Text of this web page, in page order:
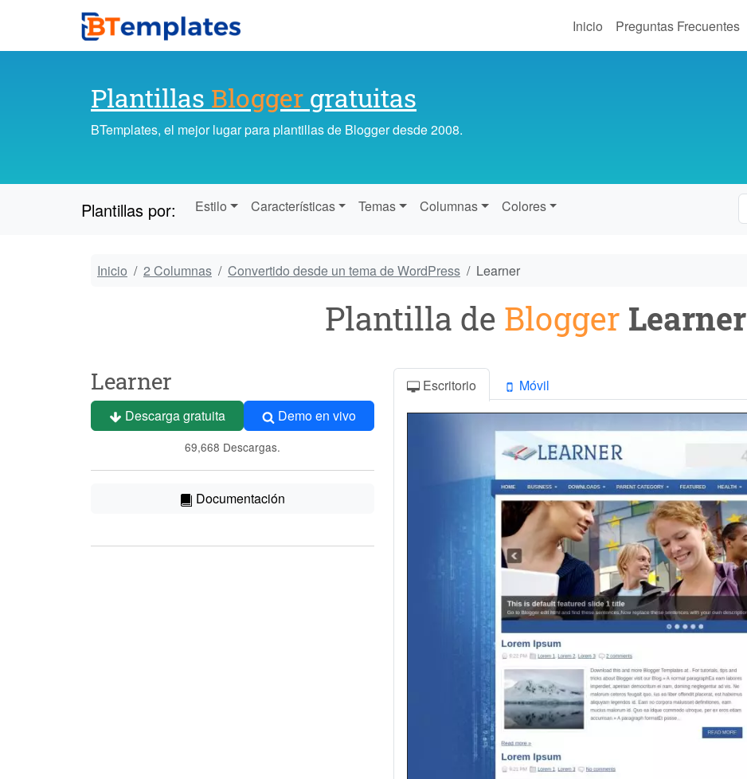
Inicio Preguntas Frecuentes
Plantillas Blogger gratuitas
BTemplates, el mejor lugar para plantillas de Blogger desde 2008.
Plantillas por: Estilo Características Temas Columnas Colores
Inicio 2 Columnas Convertido desde un tema de WordPress Learner
Plantilla de Blogger Learner
Learner
Descarga gratuita Demo en vivo
69,668 Descargas.
Documentación
Escritorio Móvil